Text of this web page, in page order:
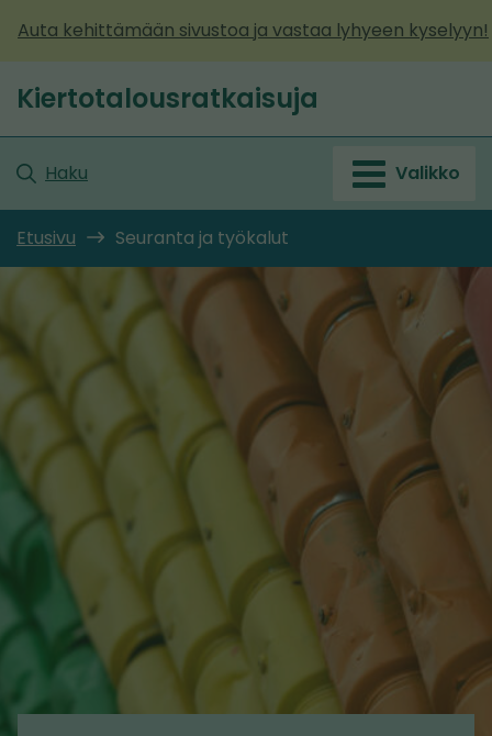
sisältöön
Auta kehittämään sivustoa ja vastaa lyhyeen kyselyyn!
Etusivu
Kiertotalousratkaisuja
Haku Valikko
Etusivu Seuranta ja työkalut